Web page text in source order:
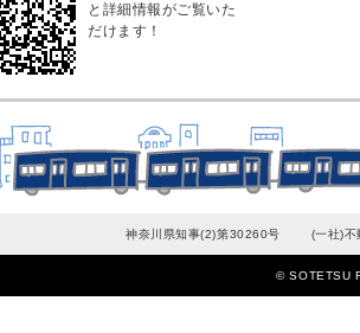
と詳細情報がご覧いた
だけます！
神奈川県知事(2)第30260号 (一社)不
© SOTETSU